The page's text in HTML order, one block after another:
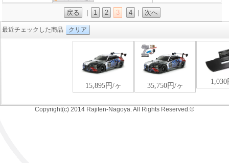
戻る 1 2 3 4 次へ
最近チェックした商品 クリア
Copyright(c) 2014 Rajiten-Nagoya. All Rights Reserved.©